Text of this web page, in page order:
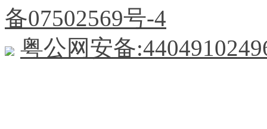
备07502569号-4
粤公网安备